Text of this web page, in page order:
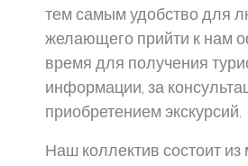
тем самым удобство для
желающего прийти к нам
время для получения
информации, за
приобретением экскурсий.
Наш коллектив состоит